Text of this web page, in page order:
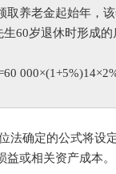
取养老金起始年，
60岁退休时形成
确定的公式将设
或相关资产成本。